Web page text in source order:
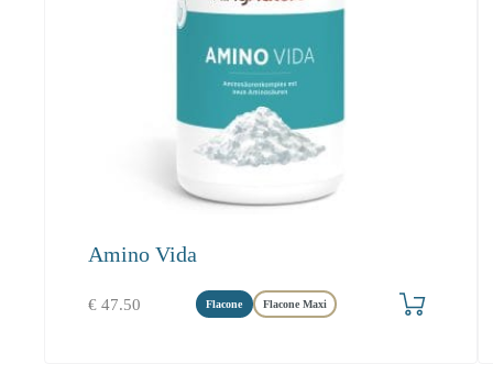
Amino Vida
€ 47.50 Flacone Flacone Maxi
Produkt bestellen